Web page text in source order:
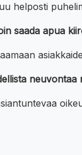
helposti
saada apua